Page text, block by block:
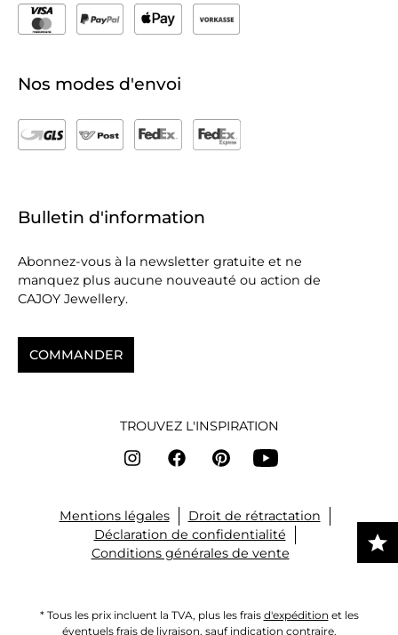
Nos modes d'envoi
Bulletin d'information
Abonnez-vous à la newsletter gratuite et ne
manquez plus aucune nouveauté ou action de
CAJOY Jewellery.
COMMANDER
TROUVEZ L'INSPIRATION
Mentions légales
Droit de rétractation
Déclaration de confidentialité
Conditions générales de vente
* Tous les prix incluent la TVA, plus les frais d'expédition et les
éventuels frais de livraison, sauf indication contraire.